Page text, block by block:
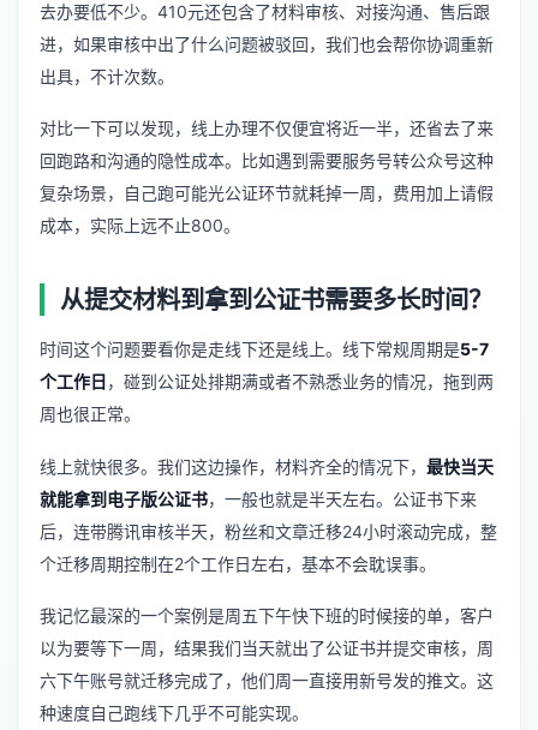
去办要低不少。410元还包含了材料审核、对接沟通、售后跟
进，如果审核中出了什么问题被驳回，我们也会帮你协调重新
出具，不计次数。
对比一下可以发现，线上办理不仅便宜将近一半，还省去了来
回跑路和沟通的隐性成本。比如遇到需要服务号转公众号这种
复杂场景，自己跑可能光公证环节就耗掉一周，费用加上请假
成本，实际上远不止800。
从提交材料到拿到公证书需要多长时间？
时间这个问题要看你是走线下还是线上。线下常规周期是5-7
个工作日 ，碰到公证处排期满或者不熟悉业务的情况，拖到两
周也很正常。
线上就快很多。我们这边操作，材料齐全的情况下， 最快当天
就能拿到电子版公证书，一般也就是半天左右。公证书下来
后，连带腾讯审核半天，粉丝和文章迁移24小时滚动完成，整
个迁移周期控制在2个工作日左右，基本不会耽误事。
我记忆最深的一个案例是周五下午快下班的时候接的单，客户
以为要等下一周，结果我们当天就出了公证书并提交审核，周
六下午账号就迁移完成了，他们周一直接用新号发的推文。这
种速度自己跑线下几乎不可能实现。